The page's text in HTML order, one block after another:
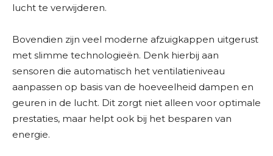
lucht te verwijderen.
Bovendien zijn veel moderne afzuigkappen uitgerust
met slimme technologieën. Denk hierbij aan
sensoren die automatisch het ventilatieniveau
aanpassen op basis van de hoeveelheid dampen en
geuren in de lucht. Dit zorgt niet alleen voor optimale
prestaties, maar helpt ook bij het besparen van
energie.